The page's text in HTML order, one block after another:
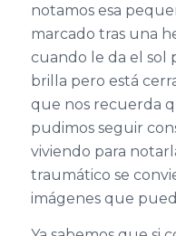
notamos esa
marcado tras una
cuando le da el sol
brilla pero está
que nos recuerda
pudimos seguir
viviendo para
traumático se
imágenes que